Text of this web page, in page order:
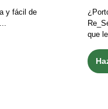
y fácil de
que